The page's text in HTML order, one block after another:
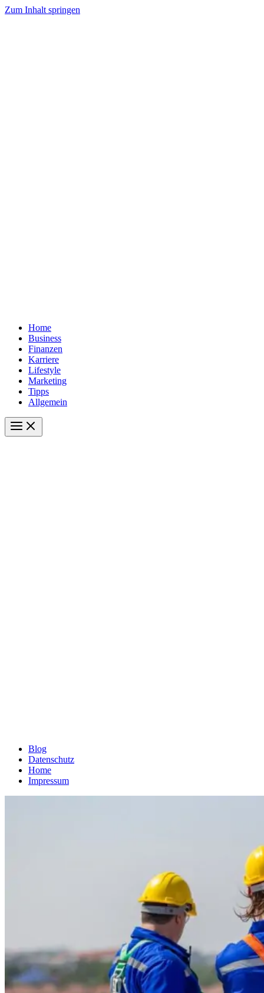
Zum Inhalt springen
Home
Business
Finanzen
Karriere
Lifestyle
Marketing
Tipps
Allgemein
Blog
Datenschutz
Home
Impressum